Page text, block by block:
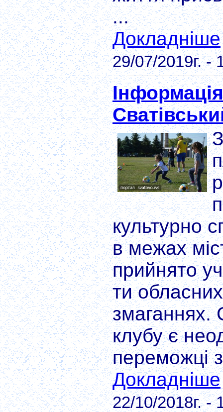
...
Докладніше
29/07/2019г. -
культурно
в межах
прийнято
ти
змаганнях.
клубу є
переможці
Докладніше
22/10/2018г. -